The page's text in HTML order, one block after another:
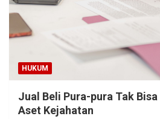
HUKUM
Jual Beli Pura-pura Tak
Aset Kejahatan